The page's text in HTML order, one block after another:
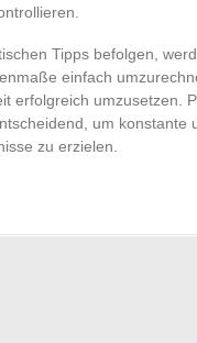
Tipps befolgen,
einfach
erfolgreich umzusetzen.
um konstante
zu erzielen.